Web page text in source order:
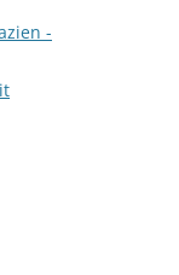
-